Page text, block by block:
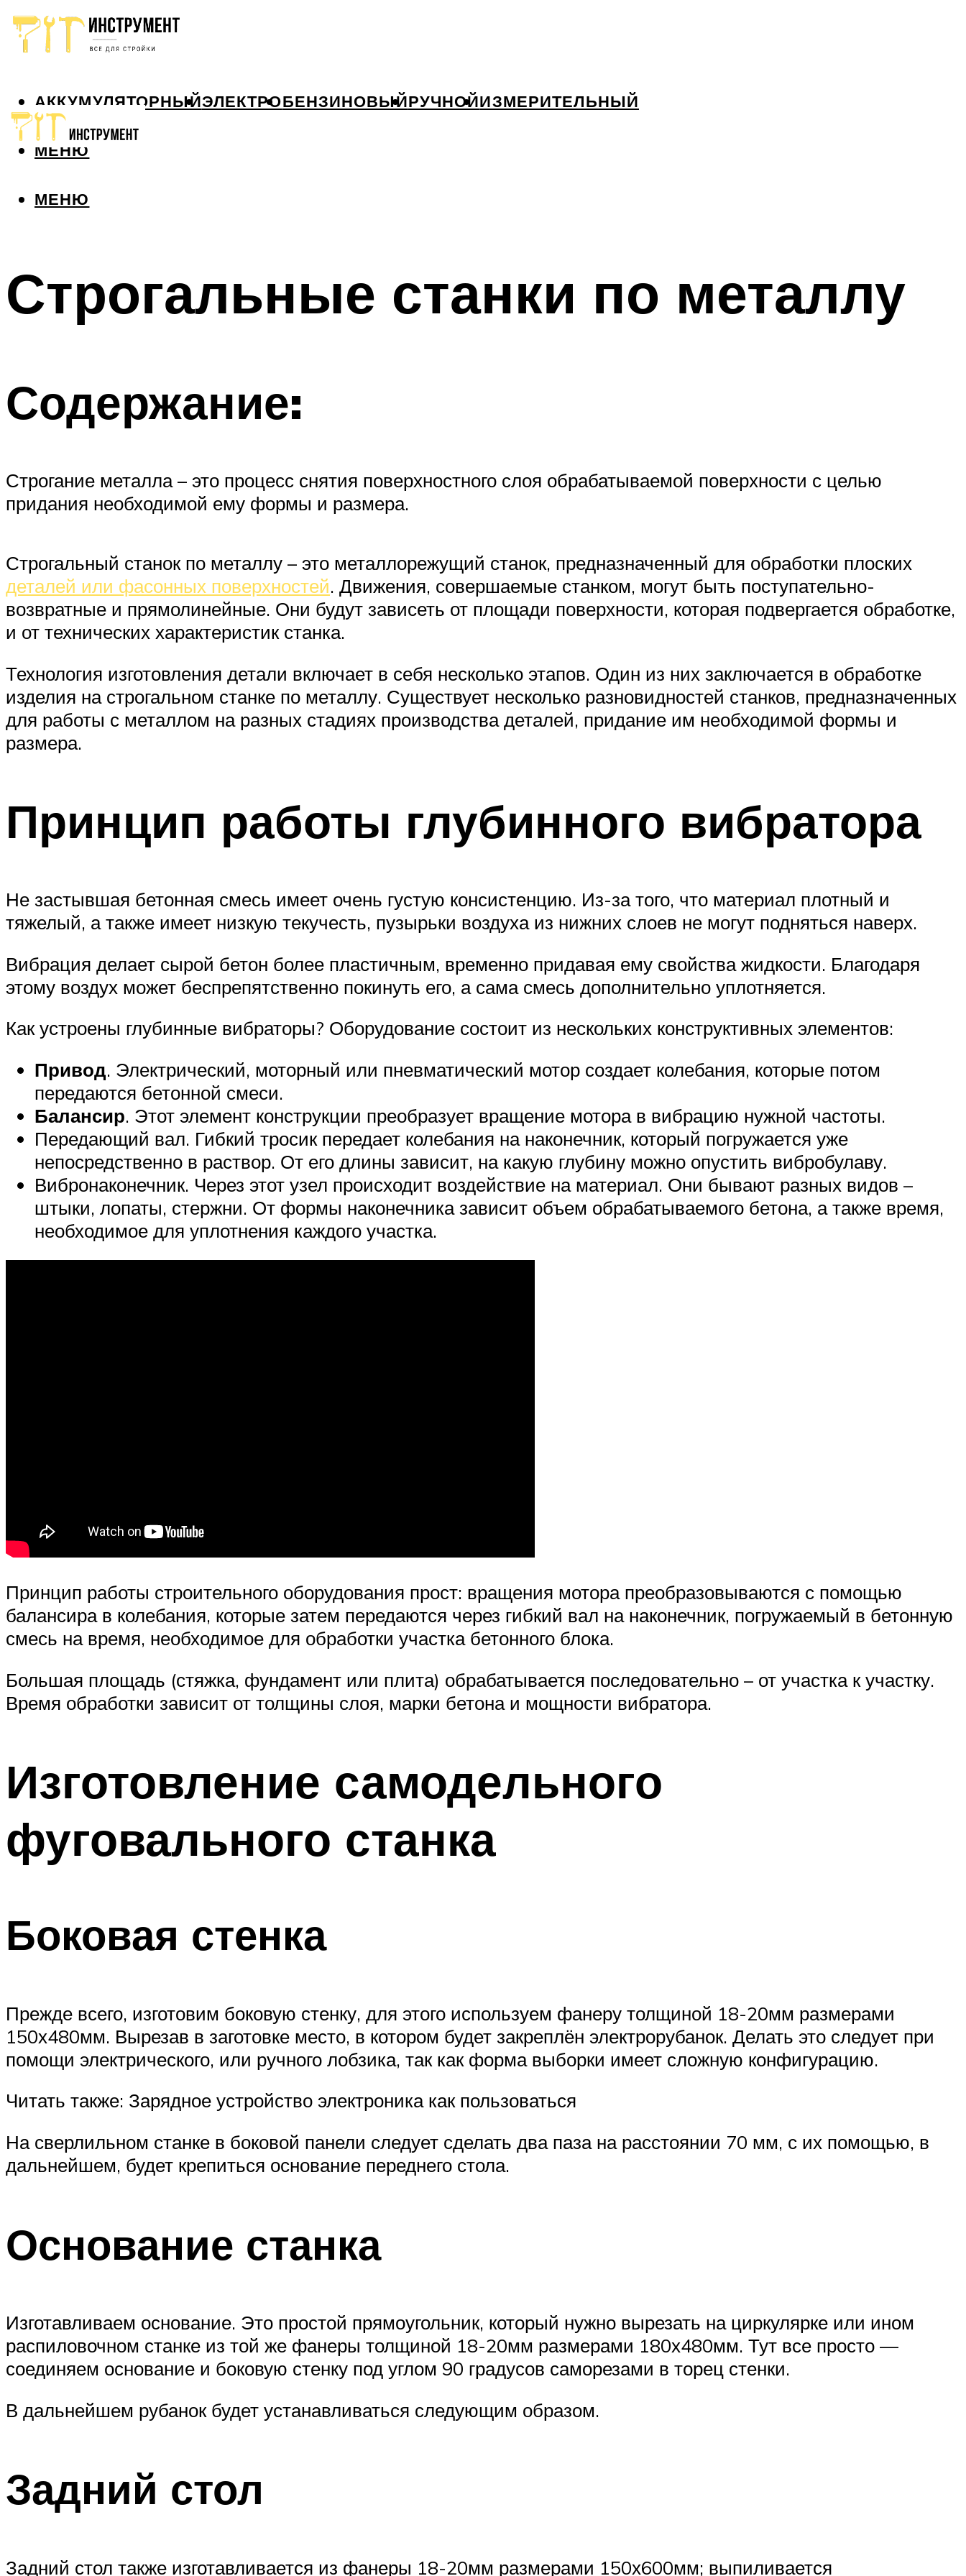
АККУМУЛЯТОРНЫЙЭЛЕКТРОБЕНЗИНОВЫЙРУЧНОЙИЗМЕРИТЕЛЬНЫЙ
МЕНЮ
МЕНЮ
Строгальные станки по металлу
Содержание:
Строгание металла – это процесс снятия поверхностного слоя обрабатываемой поверхности с целью
придания необходимой ему формы и размера.
Строгальный станок по металлу – это металлорежущий станок, предназначенный для обработки плоских
деталей или фасонных поверхностей. Движения, совершаемые станком, могут быть поступательно-
возвратные и прямолинейные. Они будут зависеть от площади поверхности, которая подвергается обработке,
и от технических характеристик станка.
Технология изготовления детали включает в себя несколько этапов. Один из них заключается в обработке
изделия на строгальном станке по металлу. Существует несколько разновидностей станков, предназначенных
для работы с металлом на разных стадиях производства деталей, придание им необходимой формы и
размера.
Принцип работы глубинного вибратора
Не застывшая бетонная смесь имеет очень густую консистенцию. Из-за того, что материал плотный и
тяжелый, а также имеет низкую текучесть, пузырьки воздуха из нижних слоев не могут подняться наверх.
Вибрация делает сырой бетон более пластичным, временно придавая ему свойства жидкости. Благодаря
этому воздух может беспрепятственно покинуть его, а сама смесь дополнительно уплотняется.
Как устроены глубинные вибраторы? Оборудование состоит из нескольких конструктивных элементов:
Привод. Электрический, моторный или пневматический мотор создает колебания, которые потом
передаются бетонной смеси.
Балансир. Этот элемент конструкции преобразует вращение мотора в вибрацию нужной частоты.
Передающий вал. Гибкий тросик передает колебания на наконечник, который погружается уже
непосредственно в раствор. От его длины зависит, на какую глубину можно опустить вибробулаву.
Вибронаконечник. Через этот узел происходит воздействие на материал. Они бывают разных видов –
штыки, лопаты, стержни. От формы наконечника зависит объем обрабатываемого бетона, а также время,
необходимое для уплотнения каждого участка.
Принцип работы строительного оборудования прост: вращения мотора преобразовываются с помощью
балансира в колебания, которые затем передаются через гибкий вал на наконечник, погружаемый в бетонную
смесь на время, необходимое для обработки участка бетонного блока.
Большая площадь (стяжка, фундамент или плита) обрабатывается последовательно – от участка к участку.
Время обработки зависит от толщины слоя, марки бетона и мощности вибратора.
Изготовление самодельного
фуговального станка
Боковая стенка
Прежде всего, изготовим боковую стенку, для этого используем фанеру толщиной 18-20мм размерами
150х480мм. Вырезав в заготовке место, в котором будет закреплён электрорубанок. Делать это следует при
помощи электрического, или ручного лобзика, так как форма выборки имеет сложную конфигурацию.
Читать также: Зарядное устройство электроника как пользоваться
На сверлильном станке в боковой панели следует сделать два паза на расстоянии 70 мм, с их помощью, в
дальнейшем, будет крепиться основание переднего стола.
Основание станка
Изготавливаем основание. Это простой прямоугольник, который нужно вырезать на циркулярке или ином
распиловочном станке из той же фанеры толщиной 18-20мм размерами 180х480мм. Тут все просто —
соединяем основание и боковую стенку под углом 90 градусов саморезами в торец стенки.
В дальнейшем рубанок будет устанавливаться следующим образом.
Задний стол
Задний стол также изготавливается из фанеры 18-20мм размерами 150х600мм; выпиливается